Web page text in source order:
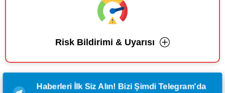
Risk Bildirimi & Uyarısı
Haberleri İlk Siz Alın! Bizi Şimdi Telegram'da